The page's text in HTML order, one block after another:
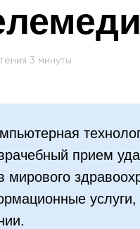
3 минуты
прием